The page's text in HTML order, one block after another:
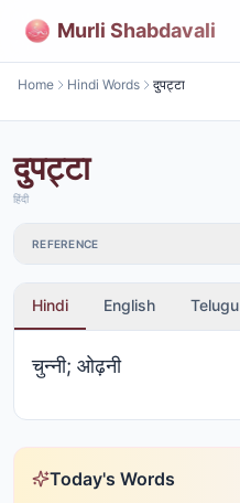
Murli Shabdavali
Home Hindi Words दुपट्टा
दुपट्टा
हिंदी
REFERENCE
Hindi English Telugu
चुन्नी; ओढ़नी
Today's Words